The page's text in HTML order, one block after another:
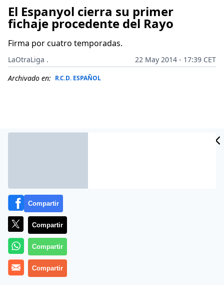
El Espanyol cierra su primer
fichaje procedente del Rayo
Firma por cuatro temporadas.
LaOtraLiga .
22 May 2014 - 17:39 CET
Archivado en: R.C.D. ESPAÑOL
Más información
Compartir
Compartir
Compartir
Compartir